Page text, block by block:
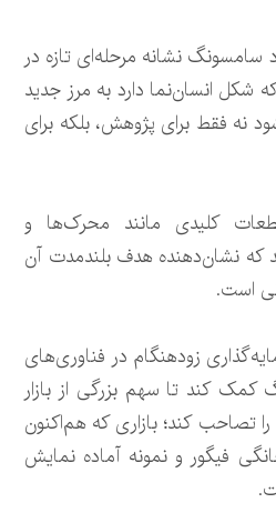
سامسونگ نشانه مرحله‌ای تازه در
شکل انسان‌نما دارد به مرز جدید
فقط برای پژوهش، بلکه برای
کلیدی مانند محرک‌ها و
که نشان‌دهنده هدف بلندمدت آن
است.
زودهنگام در فناوری‌های
کند تا سهم بزرگی از بازار
تصاحب کند؛ بازاری که هم‌اکنون
فیگور و نمونه آماده نمایش